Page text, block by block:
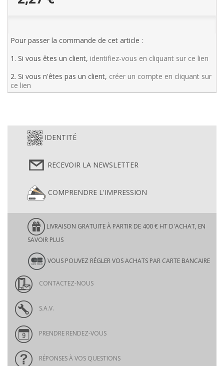
Pour passer la commande de cet article :
1. Si vous êtes un client, identifiez-vous en cliquant sur ce lien
2. Si vous n'êtes pas un client, créer un compte en cliquant sur
ce lien
IDENTITÉ
RECEVOIR LA NEWSLETTER
COMPRENDRE L'IMPRESSION
LIVRAISON GRATUITE À PARTIR DE 400 € HT D'ACHAT, EN
SAVOIR PLUS
VOUS POUVEZ RÉGLER VOS ACHATS PAR CARTE BANCAIRE
CONTACTEZ-NOUS
S.A.V.
PRENDRE RENDEZ-VOUS
RÉPONSES À VOS QUESTIONS